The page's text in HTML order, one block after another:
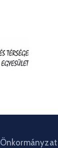
Önkormányzat